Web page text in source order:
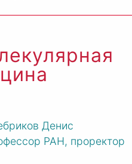
Денис
РАН, проректор